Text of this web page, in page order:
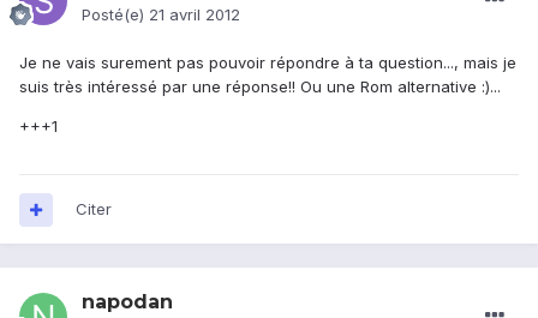
Posté(e) 21 avril 2012
Je ne vais surement pas pouvoir répondre à ta question..., mais je
suis très intéressé par une réponse!! Ou une Rom alternative :)...
+++1
Citer
napodan